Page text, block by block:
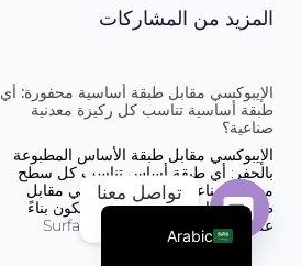
المزيد من المشاركات
الإيبوكسي مقابل طبقة أساسية محفورة: أي
طبقة أساسية تناسب كل ركيزة معدنية
صناعية؟
الإيبوكسي مقابل طبقة الأساس المطبوعة
بالحفر: أي طبقة أساس تناسب كل سطح
معدني صناعي؟ اختيار الإيبوكسي مقابل
طبقة الأساس بالحفر يجب أن يكون بناءً
على السطح المعدني المتاح Surface
Arabic
English
French
Portuguese
تواصل معنا